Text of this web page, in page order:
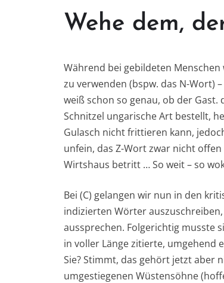
Wehe dem,
Während bei gebildeten
zu verwenden (bspw. das N-Wort)
weiß schon so genau, ob der Gast.
Schnitzel ungarische Art bestellt,
Gulasch nicht frittieren kann,
unfein, das Z-Wort zwar nicht
Wirtshaus betritt … So weit – so
Bei (C) gelangen wir nun in den
indizierten Wörter
aussprechen. Folgerichtig musste
in voller Länge zitierte, umgehend
Sie? Stimmt, das gehört jetzt aber
umgestiegenen Wüstensöhne